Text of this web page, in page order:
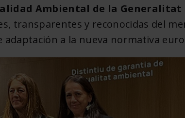
Ambiental de la Generalitat
transparentes y reconocidas del
adaptación a la nueva normativa